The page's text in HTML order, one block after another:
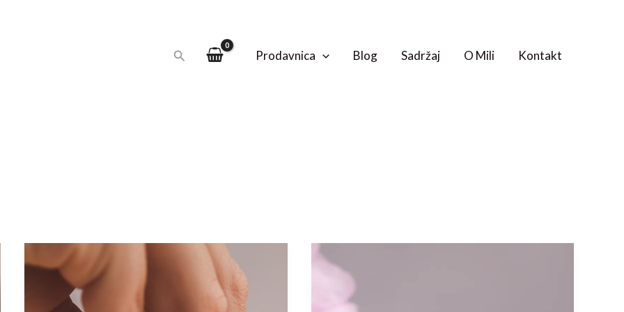
Pretraga Prodavnica Blog Sadržaj O Mili Kontakt